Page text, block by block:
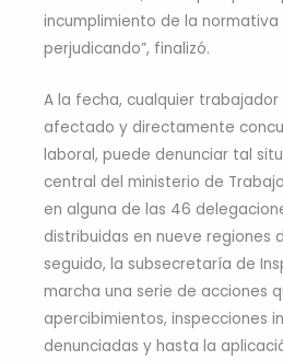
incumplimiento de la
perjudicando”, finalizó.
A la fecha, cualquier
afectado y directamente
laboral, puede denunciar tal
central del ministerio de
en alguna de las 46
distribuidas en nueve regiones
seguido, la subsecretaría de
marcha una serie de acciones
apercibimientos, inspecciones
denunciadas y hasta la